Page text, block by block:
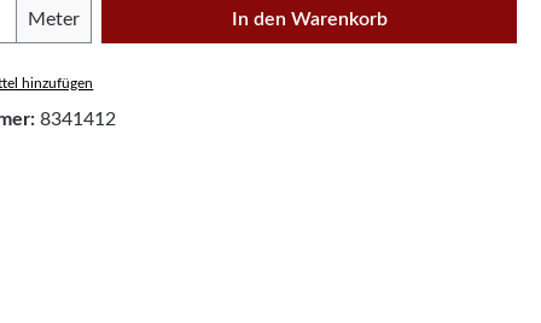
Gib den gewünschten Wert ein
Meter In den Warenkorb
hinzufügen
8341412